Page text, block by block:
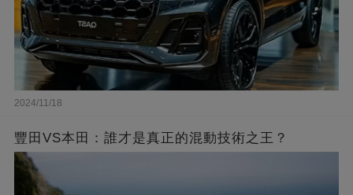
2024/11/18
豐田VS本田：誰才是真正的混動技術之王？